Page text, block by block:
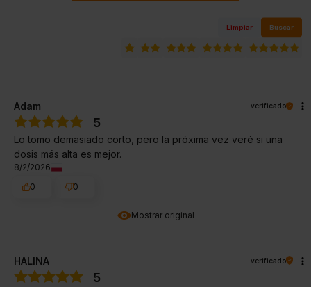
Limpiar Buscar
Mostrar original
Adam verificado
5
Lo tomo demasiado corto, pero la próxima vez veré si una
dosis más alta es mejor.
8/2/2026
0
0
HALINA verificado
5